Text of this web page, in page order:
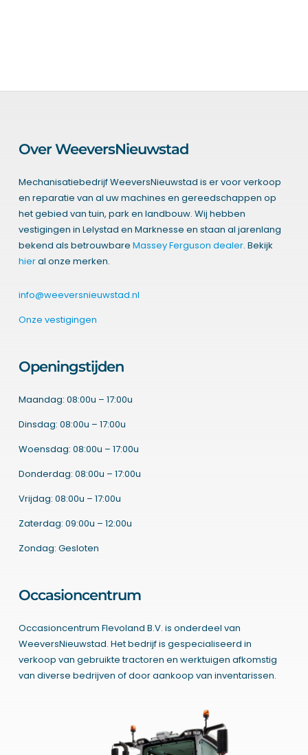
Over WeeversNieuwstad
Mechanisatiebedrijf WeeversNieuwstad is er voor verkoop
en reparatie van al uw machines en gereedschappen op
het gebied van tuin, park en landbouw. Wij hebben
vestigingen in Lelystad en Marknesse en staan al jarenlang
bekend als betrouwbare Massey Ferguson dealer. Bekijk
hieral onze merken.
info@weeversnieuwstad.nl
Onze vestigingen
Openingstijden
Maandag: 08:00u – 17:00u
Dinsdag: 08:00u – 17:00u
Woensdag: 08:00u – 17:00u
Donderdag: 08:00u – 17:00u
Vrijdag: 08:00u – 17:00u
Zaterdag: 09:00u – 12:00u
Zondag: Gesloten
Occasioncentrum
Occasioncentrum Flevoland B.V. is onderdeel van
WeeversNieuwstad. Het bedrijf is gespecialiseerd in
verkoop van gebruikte tractoren en werktuigen afkomstig
van diverse bedrijven of door aankoop van inventarissen.